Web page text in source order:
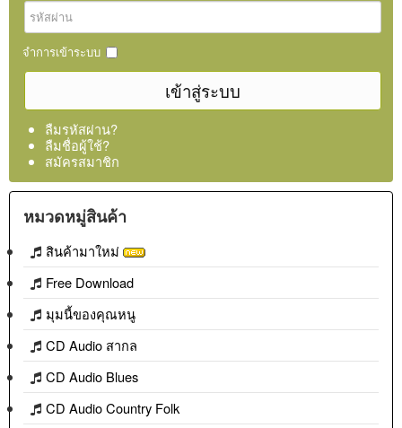
จำการเข้าระบบ
ลืมรหัสผ่าน?
ลืมชื่อผู้ใช้?
สมัครสมาชิก
หมวดหมู่สินค้า
สินค้ามาใหม่
Free Download
มุมนี้ของคุณหนู
CD Audio สากล
CD Audio Blues
CD Audio Country Folk